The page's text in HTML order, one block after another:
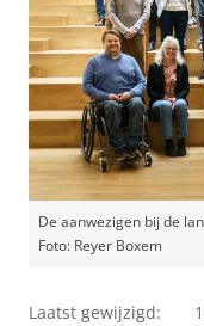
De aanwezigen bij de
Foto: Reyer Boxem
Laatst gewijzigd: